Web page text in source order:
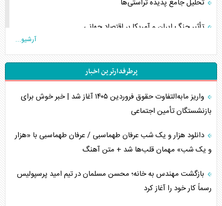
تحلیل جامع پدیده تراستی‌ها
تأثیر جنگ ایران و آمریکا بر اقتصاد جهانی
تخریب پل‌ها در اوکراین و فروپاشی روایت دوگانه غرب
اربعین، کابوس مشترک تل‌آویو-واشنگتن
برنامه هفتم توسعه در نقطه کور سیاستگذاری
اوکراین بازوی مخرب آمریکا در غرب آسیا
اهمیت راهبردی اردن برای آمریکا
پیام، ظرفیت بالفعل‌نشده تجارت ایران
آرشیو...
پرطرفدارترین اخبار
واریز مابه‌التفاوت حقوق فروردین ۱۴۰۵ آغاز شد | خبر خوش برای
بازنشستگان تأمین اجتماعی
دانلود هزار و یک شب عرفان طهماسبی / عرفان طهماسبی با «هزار
و یک شب» مهمان قلب‌ها شد + متن آهنگ
بازگشت مهندس به خانه؛ محسن مسلمان در تیم امید پرسپولیس
رسماً کار خود را آغاز کرد